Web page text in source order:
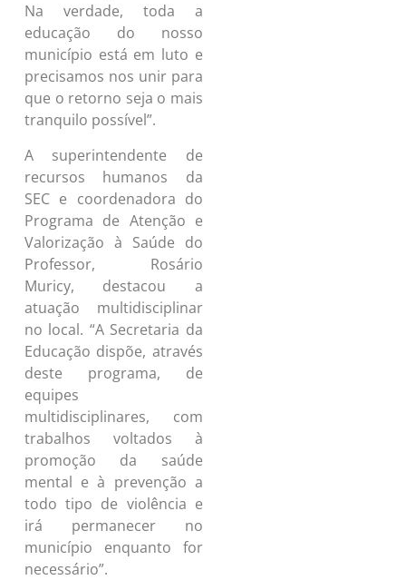
Na verdade, toda a
educação do nosso
município está em luto e
precisamos nos unir para
que o retorno seja o mais
tranquilo possível”.
A superintendente de
recursos humanos da
SEC e coordenadora do
Programa de Atenção e
Valorização à Saúde do
Professor, Rosário
Muricy, destacou a
atuação multidisciplinar
no local. “A Secretaria da
Educação dispõe, através
deste programa, de
equipes
multidisciplinares, com
trabalhos voltados à
promoção da saúde
mental e à prevenção a
todo tipo de violência e
irá permanecer no
município enquanto for
necessário”.